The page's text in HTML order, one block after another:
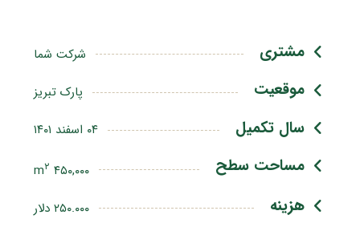
مشتری شرکت شما
موقعیت پارک تبریز
سال تکمیل ۰۴ اسفند ۱۴۰۱
مساحت سطح ۴۵۰,۰۰۰ m ۲
هزینه ۲۵۰.۰۰۰ دلار